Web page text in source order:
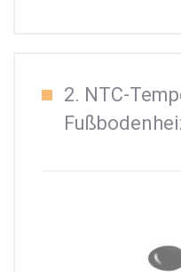
2. NTC-